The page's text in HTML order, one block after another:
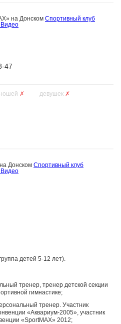
на Донском Спортивный клуб
Видео
47
✗ девушек ✗
Донском Спортивный клуб
Видео
детей 5-12 лет).
тренер, тренер детской секции
гимнастике;
тренер. Участник
«Аквариум-2005», участник
«SportMAX» 2012;